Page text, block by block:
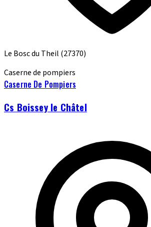
Le Bosc du Theil (27370)
Caserne de pompiers
Caserne De Pompiers
Cs Boissey le Châtel